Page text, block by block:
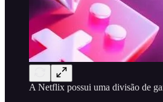
A Netflix possui uma divisão de